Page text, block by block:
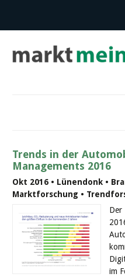
Trends in der
Managements 2016
Okt 2016 • Lünendonk •
Marktforschung •
Der
im